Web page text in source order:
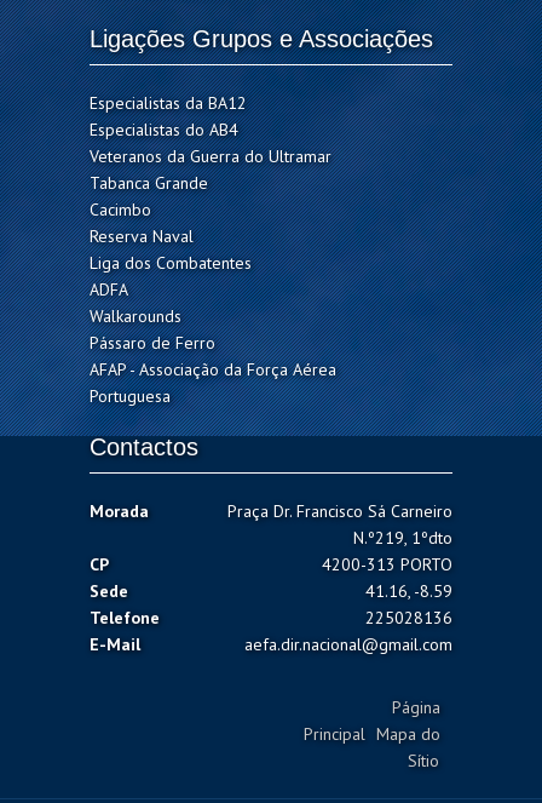
Ligações Grupos e Associações
Especialistas da BA12
Especialistas do AB4
Veteranos da Guerra do Ultramar
Tabanca Grande
Cacimbo
Reserva Naval
Liga dos Combatentes
ADFA
Walkarounds
Pássaro de Ferro
AFAP - Associação da Força Aérea
Portuguesa
Contactos
Morada
Praça Dr. Francisco Sá Carneiro
N.º219, 1ºdto
CP
4200-313 PORTO
Sede
41.16, -8.59
Telefone
225028136
E-Mail
aefa.dir.nacional@gmail.com
Página
Principal
Mapa do
Sítio